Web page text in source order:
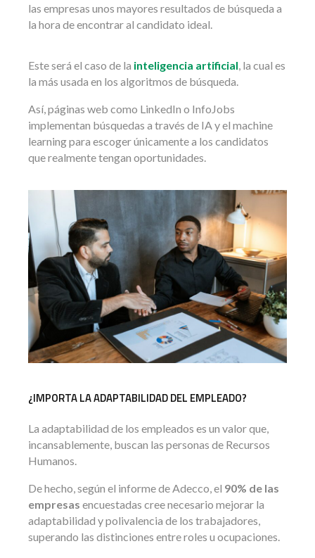
las empresas unos mayores resultados de búsqueda a
la hora de encontrar al candidato ideal.
Este será el caso de la inteligencia artificial, la cual es
la más usada en los algoritmos de búsqueda.
Así, páginas web como LinkedIn o InfoJobs
implementan búsquedas a través de IA y el machine
learning para escoger únicamente a los candidatos
que realmente tengan oportunidades.
¿IMPORTA LA ADAPTABILIDAD DEL EMPLEADO?
La adaptabilidad de los empleados es un valor que,
incansablemente, buscan las personas de Recursos
Humanos.
De hecho, según el informe de Adecco, el 90% de las
empresas encuestadas cree necesario mejorar la
adaptabilidad y polivalencia de los trabajadores,
superando las distinciones entre roles u ocupaciones.